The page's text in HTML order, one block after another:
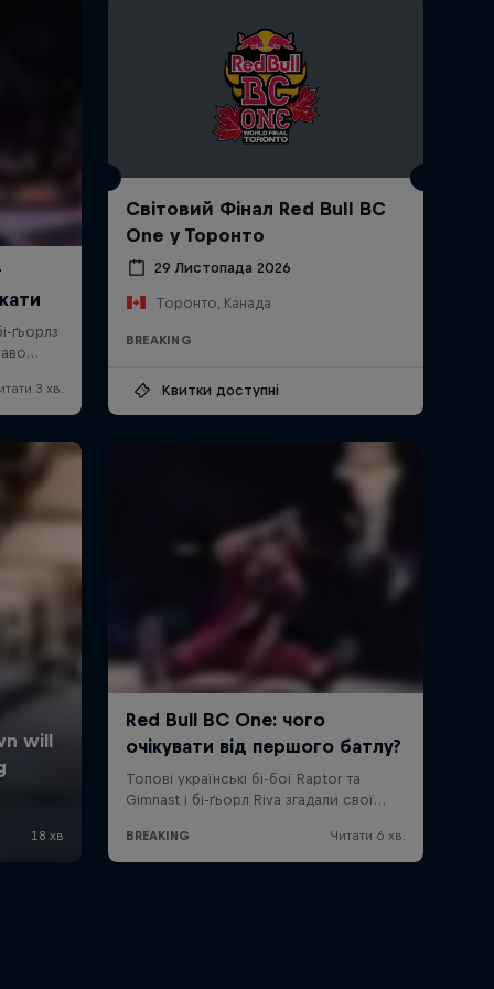
Світовий Фінал Red Bull BC
One у Торонто
29 Листопада 2026
Торонто, Канада
BREAKING
Квитки доступні